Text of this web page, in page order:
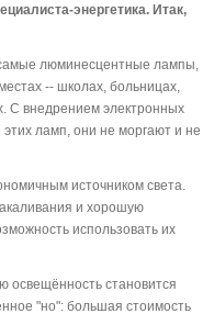
энергетика. Итак,
люминесцентные лампы,
-- школах, больницах,
С внедрением электронных
ламп, они не моргают и не
источником света.
и хорошую
использовать их
освещённость становится
"но": большая стоимость